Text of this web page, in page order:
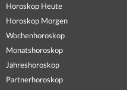
Horoskop Heute
Horoskop Morgen
Wochenhoroskop
Monatshoroskop
Jahreshoroskop
Partnerhoroskop